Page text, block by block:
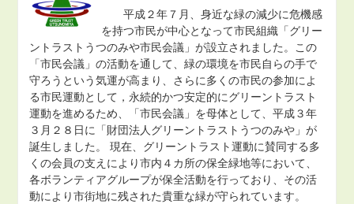
平成２年７月、身近な緑の減少に危機感
を持つ市民が中心となって市民組織「グリー
ントラストうつのみや市民会議」が設立されました。この
「市民会議」の活動を通して、緑の環境を市民自らの手で
守ろうという気運が高まり、さらに多くの市民の参加によ
る市民運動として，永続的かつ安定的にグリーントラスト
運動を進めるため、「市民会議」を母体として、平成３年
３月２８日に「財団法人グリーントラストうつのみや」が
誕生しました。 現在、グリーントラスト運動に賛同する多
くの会員の支えにより市内４カ所の保全緑地等において、
各ボランティアグループが保全活動を行っており、その活
動により市街地に残された貴重な緑が守られています。